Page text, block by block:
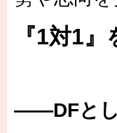
『1対1
――DFとし